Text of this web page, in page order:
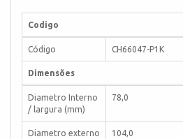
Codigo
Código CH66047-P1K
Dimensões
Diametro Interno
/ largura (mm)
78,0
Diametro externo
104,0